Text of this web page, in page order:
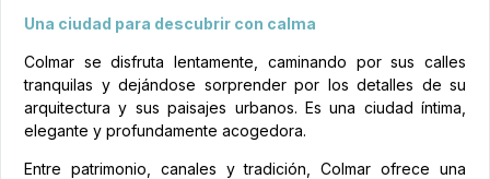
Una ciudad para descubrir con calma
Colmar se disfruta lentamente, caminando por sus calles
tranquilas y dejándose sorprender por los detalles de su
arquitectura y sus paisajes urbanos. Es una ciudad íntima,
elegante y profundamente acogedora.
Entre patrimonio, canales y tradición, Colmar ofrece una